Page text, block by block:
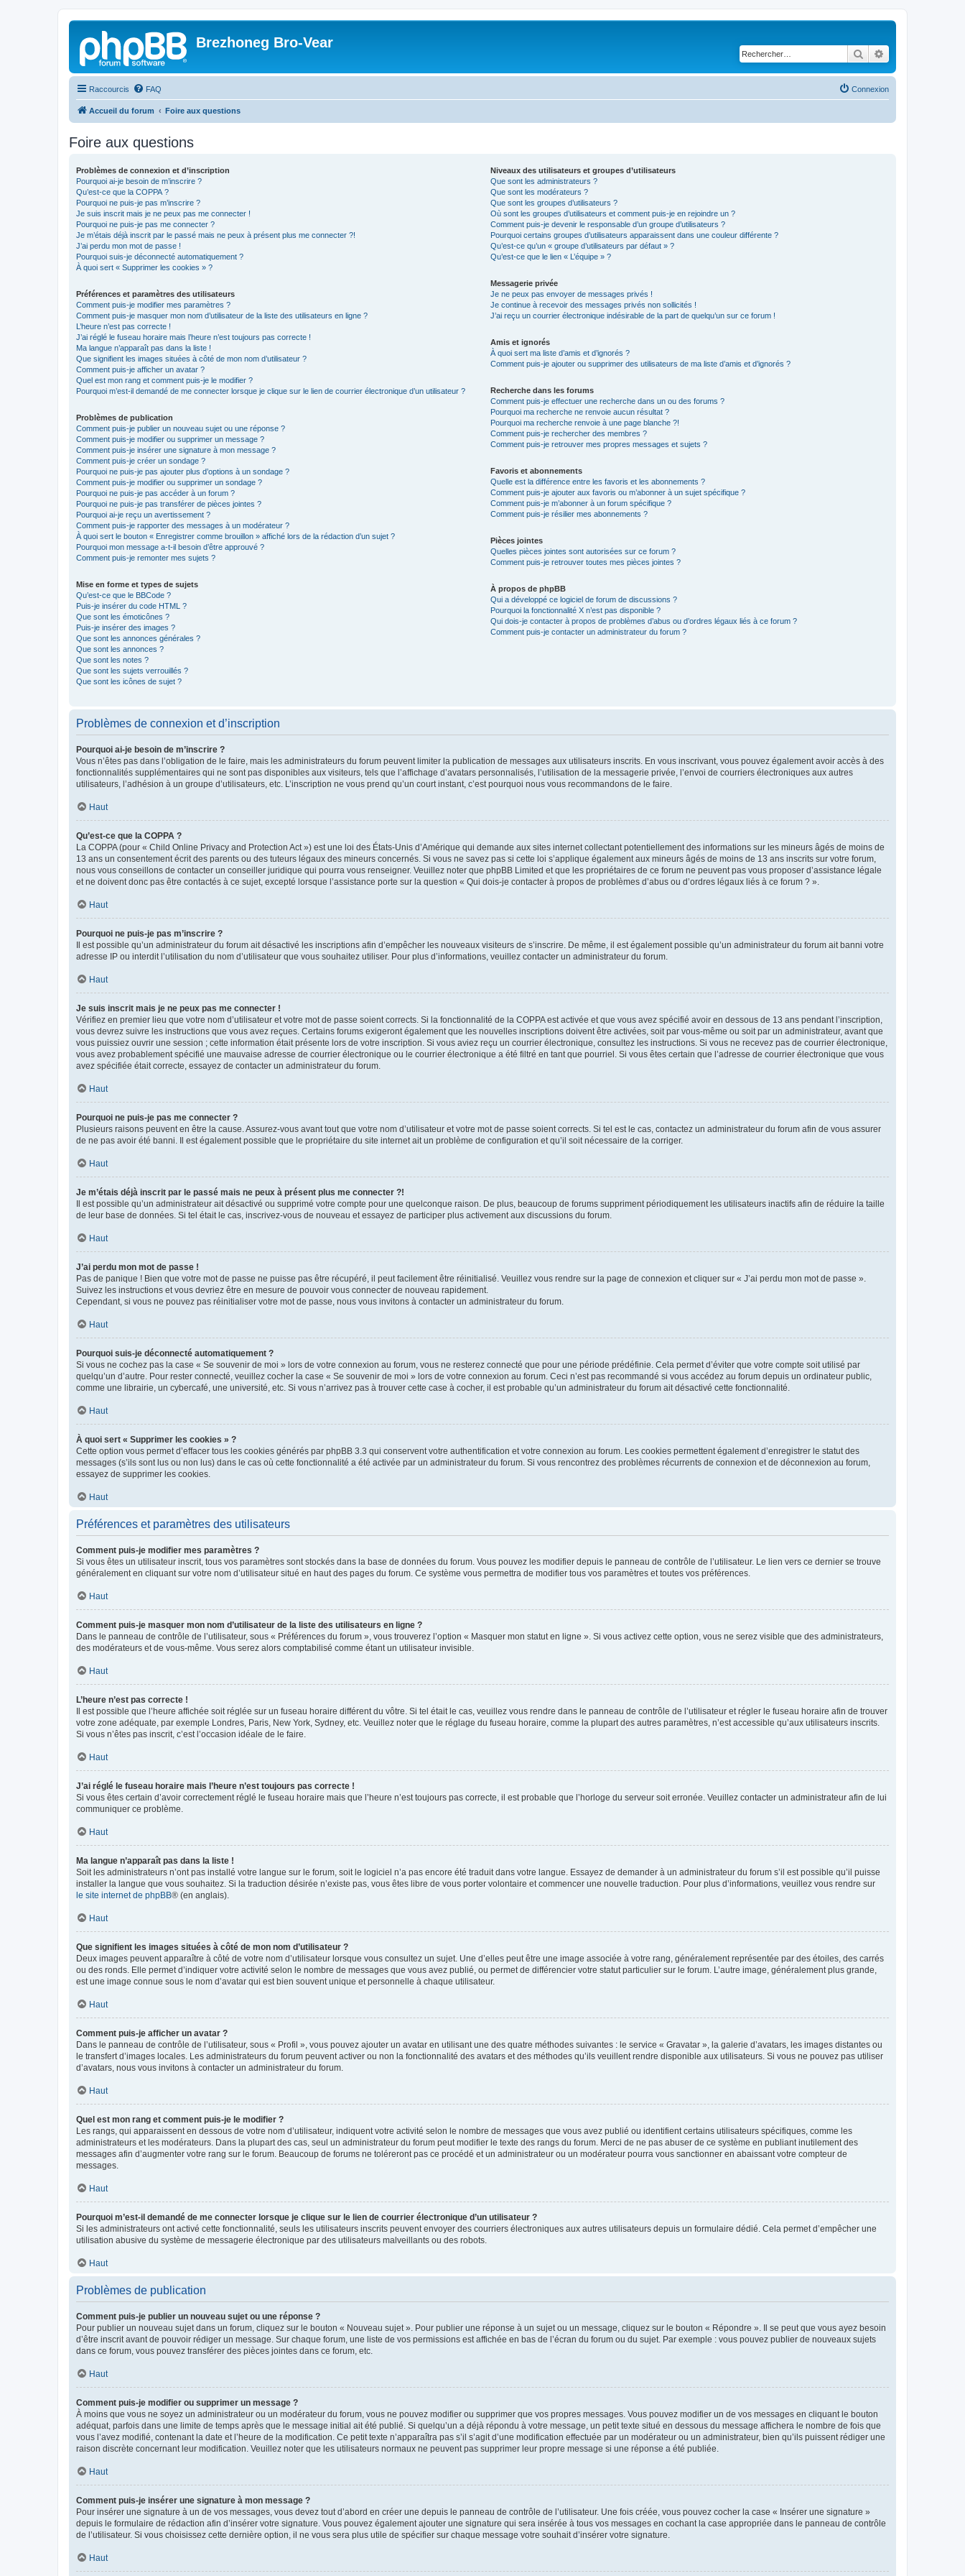
Brezhoneg Bro-Vear
Rechercher
Raccourcis FAQ Connexion
Accueil du forum Foire aux questions
Foire aux questions
Problèmes de connexion et d’inscription
Pourquoi ai-je besoin de m’inscrire ?
Qu’est-ce que la COPPA ?
Pourquoi ne puis-je pas m’inscrire ?
Je suis inscrit mais je ne peux pas me connecter !
Pourquoi ne puis-je pas me connecter ?
Je m’étais déjà inscrit par le passé mais ne peux à présent plus me connecter ?!
J’ai perdu mon mot de passe !
Pourquoi suis-je déconnecté automatiquement ?
À quoi sert « Supprimer les cookies » ?
Préférences et paramètres des utilisateurs
Comment puis-je modifier mes paramètres ?
Comment puis-je masquer mon nom d’utilisateur de la liste des utilisateurs en ligne ?
L’heure n’est pas correcte !
J’ai réglé le fuseau horaire mais l’heure n’est toujours pas correcte !
Ma langue n’apparaît pas dans la liste !
Que signifient les images situées à côté de mon nom d’utilisateur ?
Comment puis-je afficher un avatar ?
Quel est mon rang et comment puis-je le modifier ?
Pourquoi m’est-il demandé de me connecter lorsque je clique sur le lien de courrier électronique d’un utilisateur ?
Problèmes de publication
Comment puis-je publier un nouveau sujet ou une réponse ?
Comment puis-je modifier ou supprimer un message ?
Comment puis-je insérer une signature à mon message ?
Comment puis-je créer un sondage ?
Pourquoi ne puis-je pas ajouter plus d’options à un sondage ?
Comment puis-je modifier ou supprimer un sondage ?
Pourquoi ne puis-je pas accéder à un forum ?
Pourquoi ne puis-je pas transférer de pièces jointes ?
Pourquoi ai-je reçu un avertissement ?
Comment puis-je rapporter des messages à un modérateur ?
À quoi sert le bouton « Enregistrer comme brouillon » affiché lors de la rédaction d’un sujet ?
Pourquoi mon message a-t-il besoin d’être approuvé ?
Comment puis-je remonter mes sujets ?
Mise en forme et types de sujets
Qu’est-ce que le BBCode ?
Puis-je insérer du code HTML ?
Que sont les émoticônes ?
Puis-je insérer des images ?
Que sont les annonces générales ?
Que sont les annonces ?
Que sont les notes ?
Que sont les sujets verrouillés ?
Que sont les icônes de sujet ?
Niveaux des utilisateurs et groupes d’utilisateurs
Que sont les administrateurs ?
Que sont les modérateurs ?
Que sont les groupes d’utilisateurs ?
Où sont les groupes d’utilisateurs et comment puis-je en rejoindre un ?
Comment puis-je devenir le responsable d’un groupe d’utilisateurs ?
Pourquoi certains groupes d’utilisateurs apparaissent dans une couleur différente ?
Qu’est-ce qu’un « groupe d’utilisateurs par défaut » ?
Qu’est-ce que le lien « L’équipe » ?
Messagerie privée
Je ne peux pas envoyer de messages privés !
Je continue à recevoir des messages privés non sollicités !
J’ai reçu un courrier électronique indésirable de la part de quelqu’un sur ce forum !
Amis et ignorés
À quoi sert ma liste d’amis et d’ignorés ?
Comment puis-je ajouter ou supprimer des utilisateurs de ma liste d’amis et d’ignorés ?
Recherche dans les forums
Comment puis-je effectuer une recherche dans un ou des forums ?
Pourquoi ma recherche ne renvoie aucun résultat ?
Pourquoi ma recherche renvoie à une page blanche ?!
Comment puis-je rechercher des membres ?
Comment puis-je retrouver mes propres messages et sujets ?
Favoris et abonnements
Quelle est la différence entre les favoris et les abonnements ?
Comment puis-je ajouter aux favoris ou m’abonner à un sujet spécifique ?
Comment puis-je m’abonner à un forum spécifique ?
Comment puis-je résilier mes abonnements ?
Pièces jointes
Quelles pièces jointes sont autorisées sur ce forum ?
Comment puis-je retrouver toutes mes pièces jointes ?
À propos de phpBB
Qui a développé ce logiciel de forum de discussions ?
Pourquoi la fonctionnalité X n’est pas disponible ?
Qui dois-je contacter à propos de problèmes d’abus ou d’ordres légaux liés à ce forum ?
Comment puis-je contacter un administrateur du forum ?
Problèmes de connexion et d’inscription
Pourquoi ai-je besoin de m’inscrire ?
Vous n’êtes pas dans l’obligation de le faire, mais les administrateurs du forum peuvent limiter la publication de messages aux utilisateurs inscrits. En vous inscrivant, vous pouvez également avoir accès à des
fonctionnalités supplémentaires qui ne sont pas disponibles aux visiteurs, tels que l’affichage d’avatars personnalisés, l’utilisation de la messagerie privée, l’envoi de courriers électroniques aux autres
utilisateurs, l’adhésion à un groupe d’utilisateurs, etc. L’inscription ne vous prend qu’un court instant, c’est pourquoi nous vous recommandons de le faire.
Haut
Qu’est-ce que la COPPA ?
La COPPA (pour « Child Online Privacy and Protection Act ») est une loi des États-Unis d’Amérique qui demande aux sites internet collectant potentiellement des informations sur les mineurs âgés de moins de
13 ans un consentement écrit des parents ou des tuteurs légaux des mineurs concernés. Si vous ne savez pas si cette loi s’applique également aux mineurs âgés de moins de 13 ans inscrits sur votre forum,
nous vous conseillons de contacter un conseiller juridique qui pourra vous renseigner. Veuillez noter que phpBB Limited et que les propriétaires de ce forum ne peuvent pas vous proposer d’assistance légale
et ne doivent donc pas être contactés à ce sujet, excepté lorsque l’assistance porte sur la question « Qui dois-je contacter à propos de problèmes d’abus ou d’ordres légaux liés à ce forum ? ».
Haut
Pourquoi ne puis-je pas m’inscrire ?
Il est possible qu’un administrateur du forum ait désactivé les inscriptions afin d’empêcher les nouveaux visiteurs de s’inscrire. De même, il est également possible qu’un administrateur du forum ait banni votre
adresse IP ou interdit l’utilisation du nom d’utilisateur que vous souhaitez utiliser. Pour plus d’informations, veuillez contacter un administrateur du forum.
Haut
Je suis inscrit mais je ne peux pas me connecter !
Vérifiez en premier lieu que votre nom d’utilisateur et votre mot de passe soient corrects. Si la fonctionnalité de la COPPA est activée et que vous avez spécifié avoir en dessous de 13 ans pendant l’inscription,
vous devrez suivre les instructions que vous avez reçues. Certains forums exigeront également que les nouvelles inscriptions doivent être activées, soit par vous-même ou soit par un administrateur, avant que
vous puissiez ouvrir une session ; cette information était présente lors de votre inscription. Si vous aviez reçu un courrier électronique, consultez les instructions. Si vous ne recevez pas de courrier électronique,
vous avez probablement spécifié une mauvaise adresse de courrier électronique ou le courrier électronique a été filtré en tant que pourriel. Si vous êtes certain que l’adresse de courrier électronique que vous
avez spécifiée était correcte, essayez de contacter un administrateur du forum.
Haut
Pourquoi ne puis-je pas me connecter ?
Plusieurs raisons peuvent en être la cause. Assurez-vous avant tout que votre nom d’utilisateur et votre mot de passe soient corrects. Si tel est le cas, contactez un administrateur du forum afin de vous assurer
de ne pas avoir été banni. Il est également possible que le propriétaire du site internet ait un problème de configuration et qu’il soit nécessaire de la corriger.
Haut
Je m’étais déjà inscrit par le passé mais ne peux à présent plus me connecter ?!
Il est possible qu’un administrateur ait désactivé ou supprimé votre compte pour une quelconque raison. De plus, beaucoup de forums suppriment périodiquement les utilisateurs inactifs afin de réduire la taille
de leur base de données. Si tel était le cas, inscrivez-vous de nouveau et essayez de participer plus activement aux discussions du forum.
Haut
J’ai perdu mon mot de passe !
Pas de panique ! Bien que votre mot de passe ne puisse pas être récupéré, il peut facilement être réinitialisé. Veuillez vous rendre sur la page de connexion et cliquer sur « J’ai perdu mon mot de passe ».
Suivez les instructions et vous devriez être en mesure de pouvoir vous connecter de nouveau rapidement.
Cependant, si vous ne pouvez pas réinitialiser votre mot de passe, nous vous invitons à contacter un administrateur du forum.
Haut
Pourquoi suis-je déconnecté automatiquement ?
Si vous ne cochez pas la case « Se souvenir de moi » lors de votre connexion au forum, vous ne resterez connecté que pour une période prédéfinie. Cela permet d’éviter que votre compte soit utilisé par
quelqu’un d’autre. Pour rester connecté, veuillez cocher la case « Se souvenir de moi » lors de votre connexion au forum. Ceci n’est pas recommandé si vous accédez au forum depuis un ordinateur public,
comme une librairie, un cybercafé, une université, etc. Si vous n’arrivez pas à trouver cette case à cocher, il est probable qu’un administrateur du forum ait désactivé cette fonctionnalité.
Haut
À quoi sert « Supprimer les cookies » ?
Cette option vous permet d’effacer tous les cookies générés par phpBB 3.3 qui conservent votre authentification et votre connexion au forum. Les cookies permettent également d’enregistrer le statut des
messages (s’ils sont lus ou non lus) dans le cas où cette fonctionnalité a été activée par un administrateur du forum. Si vous rencontrez des problèmes récurrents de connexion et de déconnexion au forum,
essayez de supprimer les cookies.
Haut
Préférences et paramètres des utilisateurs
Comment puis-je modifier mes paramètres ?
Si vous êtes un utilisateur inscrit, tous vos paramètres sont stockés dans la base de données du forum. Vous pouvez les modifier depuis le panneau de contrôle de l’utilisateur. Le lien vers ce dernier se trouve
généralement en cliquant sur votre nom d’utilisateur situé en haut des pages du forum. Ce système vous permettra de modifier tous vos paramètres et toutes vos préférences.
Haut
Comment puis-je masquer mon nom d’utilisateur de la liste des utilisateurs en ligne ?
Dans le panneau de contrôle de l’utilisateur, sous « Préférences du forum », vous trouverez l’option « Masquer mon statut en ligne ». Si vous activez cette option, vous ne serez visible que des administrateurs,
des modérateurs et de vous-même. Vous serez alors comptabilisé comme étant un utilisateur invisible.
Haut
L’heure n’est pas correcte !
Il est possible que l’heure affichée soit réglée sur un fuseau horaire différent du vôtre. Si tel était le cas, veuillez vous rendre dans le panneau de contrôle de l’utilisateur et régler le fuseau horaire afin de trouver
votre zone adéquate, par exemple Londres, Paris, New York, Sydney, etc. Veuillez noter que le réglage du fuseau horaire, comme la plupart des autres paramètres, n’est accessible qu’aux utilisateurs inscrits.
Si vous n’êtes pas inscrit, c’est l’occasion idéale de le faire.
Haut
J’ai réglé le fuseau horaire mais l’heure n’est toujours pas correcte !
Si vous êtes certain d’avoir correctement réglé le fuseau horaire mais que l’heure n’est toujours pas correcte, il est probable que l’horloge du serveur soit erronée. Veuillez contacter un administrateur afin de lui
communiquer ce problème.
Haut
Ma langue n’apparaît pas dans la liste !
Soit les administrateurs n’ont pas installé votre langue sur le forum, soit le logiciel n’a pas encore été traduit dans votre langue. Essayez de demander à un administrateur du forum s’il est possible qu’il puisse
installer la langue que vous souhaitez. Si la traduction désirée n’existe pas, vous êtes libre de vous porter volontaire et commencer une nouvelle traduction. Pour plus d’informations, veuillez vous rendre sur
le site internet de phpBB® (en anglais).
Haut
Que signifient les images situées à côté de mon nom d’utilisateur ?
Deux images peuvent apparaître à côté de votre nom d’utilisateur lorsque vous consultez un sujet. Une d’elles peut être une image associée à votre rang, généralement représentée par des étoiles, des carrés
ou des ronds. Elle permet d’indiquer votre activité selon le nombre de messages que vous avez publié, ou permet de différencier votre statut particulier sur le forum. L’autre image, généralement plus grande,
est une image connue sous le nom d’avatar qui est bien souvent unique et personnelle à chaque utilisateur.
Haut
Comment puis-je afficher un avatar ?
Dans le panneau de contrôle de l’utilisateur, sous « Profil », vous pouvez ajouter un avatar en utilisant une des quatre méthodes suivantes : le service « Gravatar », la galerie d’avatars, les images distantes ou
le transfert d’images locales. Les administrateurs du forum peuvent activer ou non la fonctionnalité des avatars et des méthodes qu’ils veuillent rendre disponible aux utilisateurs. Si vous ne pouvez pas utiliser
d’avatars, nous vous invitons à contacter un administrateur du forum.
Haut
Quel est mon rang et comment puis-je le modifier ?
Les rangs, qui apparaissent en dessous de votre nom d’utilisateur, indiquent votre activité selon le nombre de messages que vous avez publié ou identifient certains utilisateurs spécifiques, comme les
administrateurs et les modérateurs. Dans la plupart des cas, seul un administrateur du forum peut modifier le texte des rangs du forum. Merci de ne pas abuser de ce système en publiant inutilement des
messages afin d’augmenter votre rang sur le forum. Beaucoup de forums ne toléreront pas ce procédé et un administrateur ou un modérateur pourra vous sanctionner en abaissant votre compteur de
messages.
Haut
Pourquoi m’est-il demandé de me connecter lorsque je clique sur le lien de courrier électronique d’un utilisateur ?
Si les administrateurs ont activé cette fonctionnalité, seuls les utilisateurs inscrits peuvent envoyer des courriers électroniques aux autres utilisateurs depuis un formulaire dédié. Cela permet d’empêcher une
utilisation abusive du système de messagerie électronique par des utilisateurs malveillants ou des robots.
Haut
Problèmes de publication
Comment puis-je publier un nouveau sujet ou une réponse ?
Pour publier un nouveau sujet dans un forum, cliquez sur le bouton « Nouveau sujet ». Pour publier une réponse à un sujet ou un message, cliquez sur le bouton « Répondre ». Il se peut que vous ayez besoin
d’être inscrit avant de pouvoir rédiger un message. Sur chaque forum, une liste de vos permissions est affichée en bas de l’écran du forum ou du sujet. Par exemple : vous pouvez publier de nouveaux sujets
dans ce forum, vous pouvez transférer des pièces jointes dans ce forum, etc.
Haut
Comment puis-je modifier ou supprimer un message ?
À moins que vous ne soyez un administrateur ou un modérateur du forum, vous ne pouvez modifier ou supprimer que vos propres messages. Vous pouvez modifier un de vos messages en cliquant le bouton
adéquat, parfois dans une limite de temps après que le message initial ait été publié. Si quelqu’un a déjà répondu à votre message, un petit texte situé en dessous du message affichera le nombre de fois que
vous l’avez modifié, contenant la date et l’heure de la modification. Ce petit texte n’apparaîtra pas s’il s’agit d’une modification effectuée par un modérateur ou un administrateur, bien qu’ils puissent rédiger une
raison discrète concernant leur modification. Veuillez noter que les utilisateurs normaux ne peuvent pas supprimer leur propre message si une réponse a été publiée.
Haut
Comment puis-je insérer une signature à mon message ?
Pour insérer une signature à un de vos messages, vous devez tout d’abord en créer une depuis le panneau de contrôle de l’utilisateur. Une fois créée, vous pouvez cocher la case « Insérer une signature »
depuis le formulaire de rédaction afin d’insérer votre signature. Vous pouvez également ajouter une signature qui sera insérée à tous vos messages en cochant la case appropriée dans le panneau de contrôle
de l’utilisateur. Si vous choisissez cette dernière option, il ne vous sera plus utile de spécifier sur chaque message votre souhait d’insérer votre signature.
Haut